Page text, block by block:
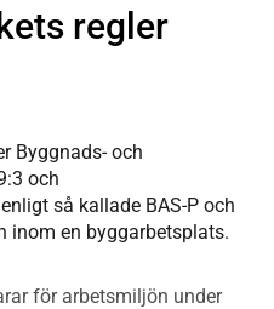
regler
Byggnads- och
och
så kallade BAS-P och
inom en byggarbetsplats.
för arbetsmiljön under